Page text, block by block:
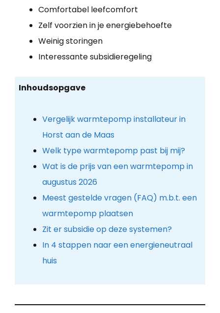
Comfortabel leefcomfort
Zelf voorzien in je energiebehoefte
Weinig storingen
Interessante subsidieregeling
Inhoudsopgave
Vergelijk warmtepomp installateur in
Horst aan de Maas
Welk type warmtepomp past bij mij?
Wat is de prijs van een warmtepomp in
augustus 2026
Meest gestelde vragen (FAQ) m.b.t. een
warmtepomp plaatsen
Zit er subsidie op deze systemen?
In 4 stappen naar een energieneutraal
huis